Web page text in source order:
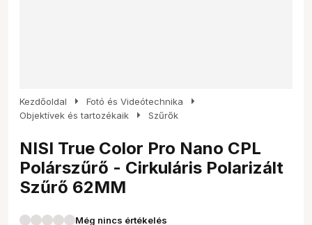
Kezdőoldal arrow_right Fotó és Videótechnika arrow_right
Objektívek és tartozékaik arrow_right Szűrők
NISI True Color Pro Nano CPL
Polárszűrő - Cirkuláris Polarizált
Szűrő 62MM
Még nincs értékelés